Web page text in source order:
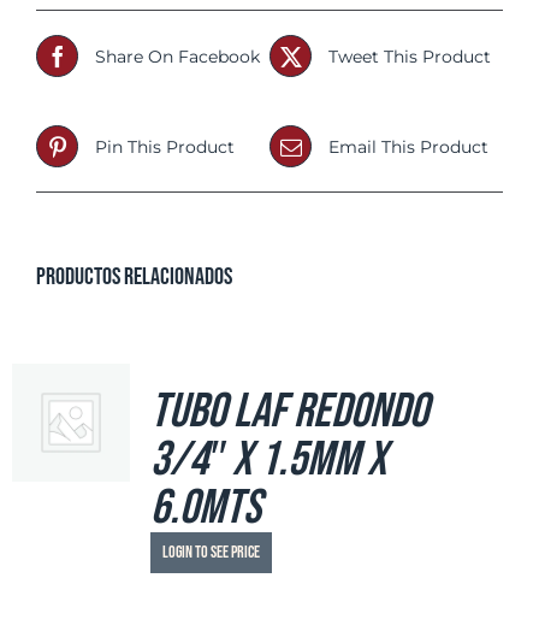
Share On Facebook Tweet This Product
Pin This Product Email This Product
Productos relacionados
Tubo LAF Redondo
3/4″ x 1.5mm x
6.0mts
Login to see price